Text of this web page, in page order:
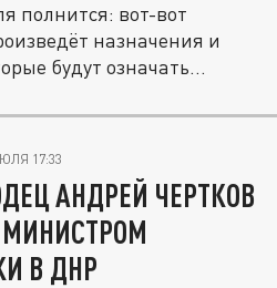
полнится: вот-вот
назначения и
будут означать...
17:33
АНДРЕЙ ЧЕРТКОВ
В ДНР